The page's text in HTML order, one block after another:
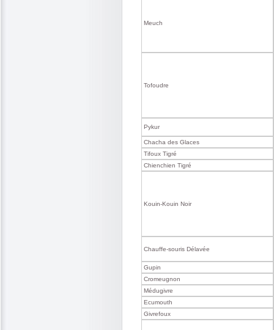
Meuch
Tofoudre
Pykur
Chacha des Glaces
Tifoux Tigré
Chienchien Tigré
Kouin-Kouin Noir
Chauffe-souris Délavée
Gupin
Cromeugnon
Médugivre
Ecumouth
Givrefoux